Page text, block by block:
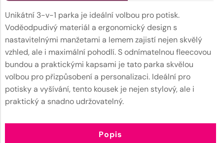
Unikátní 3-v-1 parka je ideální volbou pro potisk.
Voděodpudivý materiál a ergonomický design s
nastavitelnými manžetami a lemem zajistí nejen skvělý
vzhled, ale i maximální pohodlí. S odnímatelnou fleecovou
bundou a praktickými kapsami je tato parka skvělou
volbou pro přizpůsobení a personalizaci. Ideální pro
potisky a vyšívání, tento kousek je nejen stylový, ale i
praktický a snadno udržovatelný.
Popis